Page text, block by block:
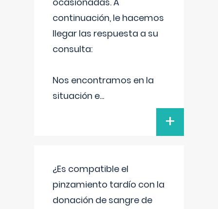
continuación, le hacemos
llegar las respuesta a su
consulta:
Nos encontramos en la
situación e...
+
¿Es compatible el
pinzamiento tardío con la
donación de sangre de